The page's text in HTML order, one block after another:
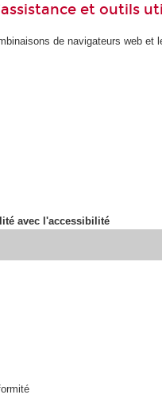
et outils
de navigateurs web et
avec l'accessibilité